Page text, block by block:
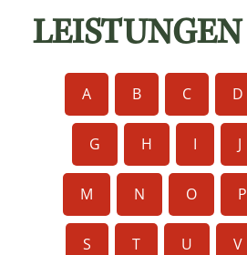
LEISTUNGEN
A B C D
G H I J
M N O P
S T U V